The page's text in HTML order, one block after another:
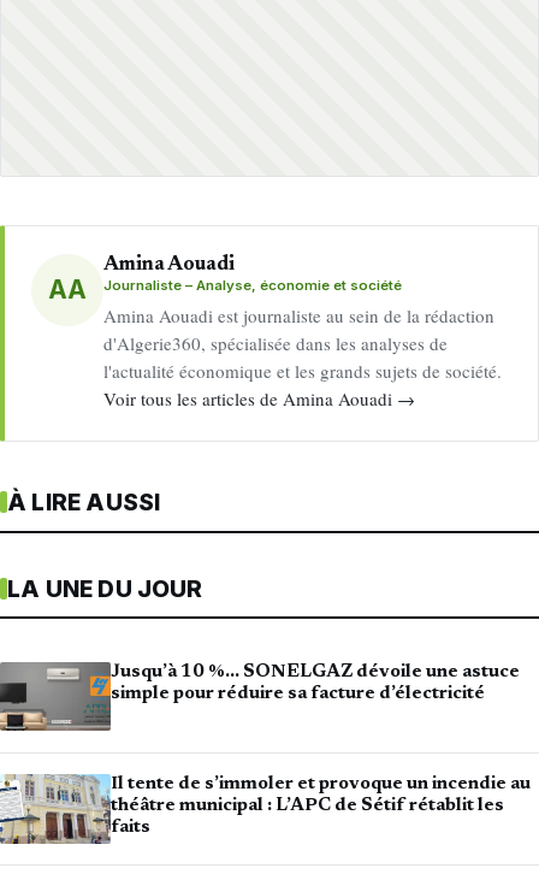
AA
Amina Aouadi
Journaliste – Analyse, économie et société
Amina Aouadi est journaliste au sein de la rédaction
d'Algerie360, spécialisée dans les analyses de
l'actualité économique et les grands sujets de société.
Voir tous les articles de Amina Aouadi →
À LIRE AUSSI
LA UNE DU JOUR
Jusqu’à 10 %… SONELGAZ dévoile une astuce
simple pour réduire sa facture d’électricité
Il tente de s’immoler et provoque un incendie au
théâtre municipal : L’APC de Sétif rétablit les
faits